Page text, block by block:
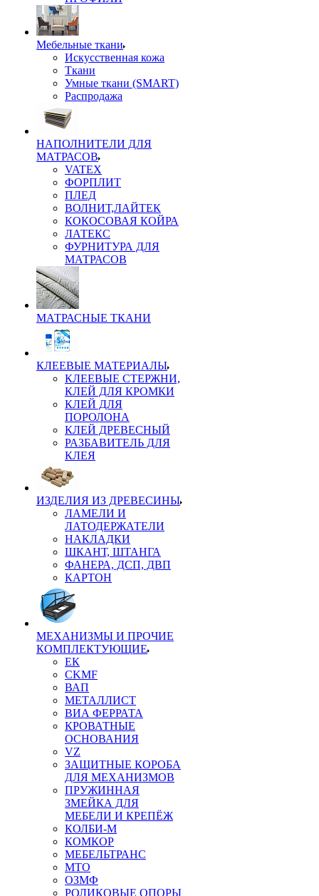
Мебельные ткани
Искусственная кожа
Ткани
Умные ткани (SMART)
Распродажа
НАПОЛНИТЕЛИ ДЛЯ
МАТРАСОВ
VATEX
ФОРПЛИТ
ПЛЕД
ВОЛНИТ,ЛАЙТЕК
КОКОСОВАЯ КОЙРА
ЛАТЕКС
ФУРНИТУРА ДЛЯ
МАТРАСОВ
МАТРАСНЫЕ ТКАНИ
КЛЕЕВЫЕ МАТЕРИАЛЫ
КЛЕЕВЫЕ СТЕРЖНИ,
КЛЕЙ ДЛЯ КРОМКИ
КЛЕЙ ДЛЯ
ПОРОЛОНА
КЛЕЙ ДРЕВЕСНЫЙ
РАЗБАВИТЕЛЬ ДЛЯ
КЛЕЯ
ИЗДЕЛИЯ ИЗ ДРЕВЕСИНЫ
ЛАМЕЛИ И
ЛАТОДЕРЖАТЕЛИ
НАКЛАДКИ
ШКАНТ, ШТАНГА
ФАНЕРА, ДСП, ДВП
КАРТОН
МЕХАНИЗМЫ И ПРОЧИЕ
КОМПЛЕКТУЮЩИЕ
ЕК
CKMF
ВАП
МЕТАЛЛИСТ
ВИА ФЕРРАТА
КРОВАТНЫЕ
ОСНОВАНИЯ
VZ
ЗАЩИТНЫЕ КОРОБА
ДЛЯ МЕХАНИЗМОВ
ПРУЖИННАЯ
ЗМЕЙКА ДЛЯ
МЕБЕЛИ И КРЕПЁЖ
КОЛБИ-М
КОМКОР
МЕБЕЛЬТРАНС
MTO
ОЗМФ
РОЛИКОВЫЕ ОПОРЫ